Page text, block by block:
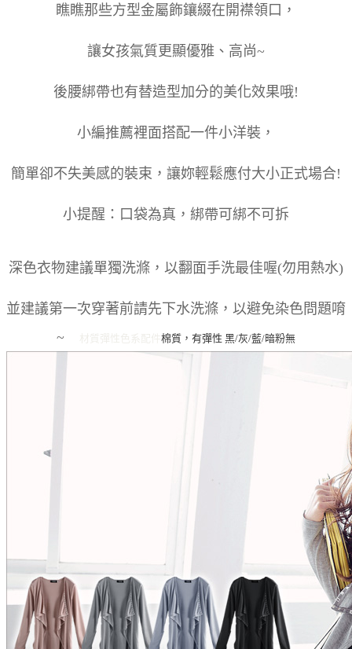
瞧瞧那些方型金屬飾鑲綴在開襟領口，
讓女孩氣質更顯優雅、高尚~
後腰綁帶也有替造型加分的美化效果哦!
小編推薦裡面搭配一件小洋裝，
簡單卻不失美感的裝束，讓妳輕鬆應付大小正式場合!
小提醒：口袋為真，綁帶可綁不可拆
深色衣物建議單獨洗滌，以翻面手洗最佳喔(勿用熱水)
並建議第一次穿著前請先下水洗滌，以避免染色問題唷
~
棉質，有彈性 黑/灰/藍/暗粉無